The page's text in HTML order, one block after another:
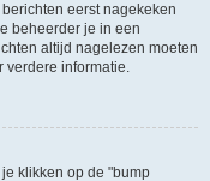
eerst nagekeken
beheerder je in een
altijd nagelezen moeten
verdere informatie.
klikken op de "bump